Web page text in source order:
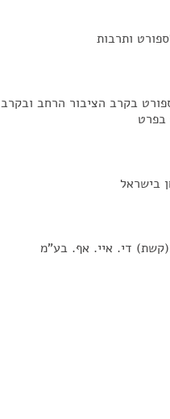
ותרבות
בקרב הציבור הרחב ובקרב
בפרט
בישראל
(קשת) די. איי. אף. בע"מ